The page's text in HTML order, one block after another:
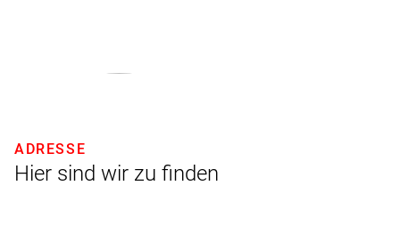
Hier sind wir zu finden
ADRESSE